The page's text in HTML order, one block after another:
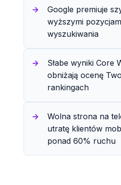
Google premiuje
wyższymi
wyszukiwania
Słabe wyniki Core
obniżają ocenę
rankingach
Wolna strona na
utratę klientów
ponad 60% ruchu